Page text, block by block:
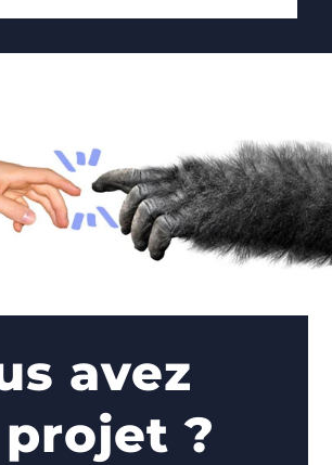
avez
?